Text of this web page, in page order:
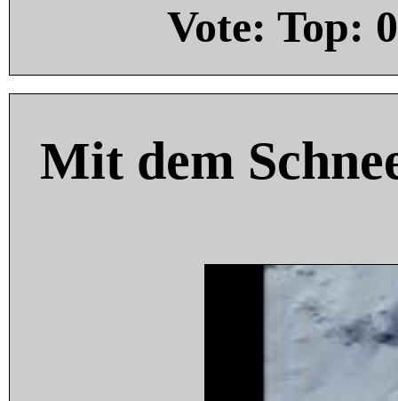
Vote: Top: 0
Mit dem